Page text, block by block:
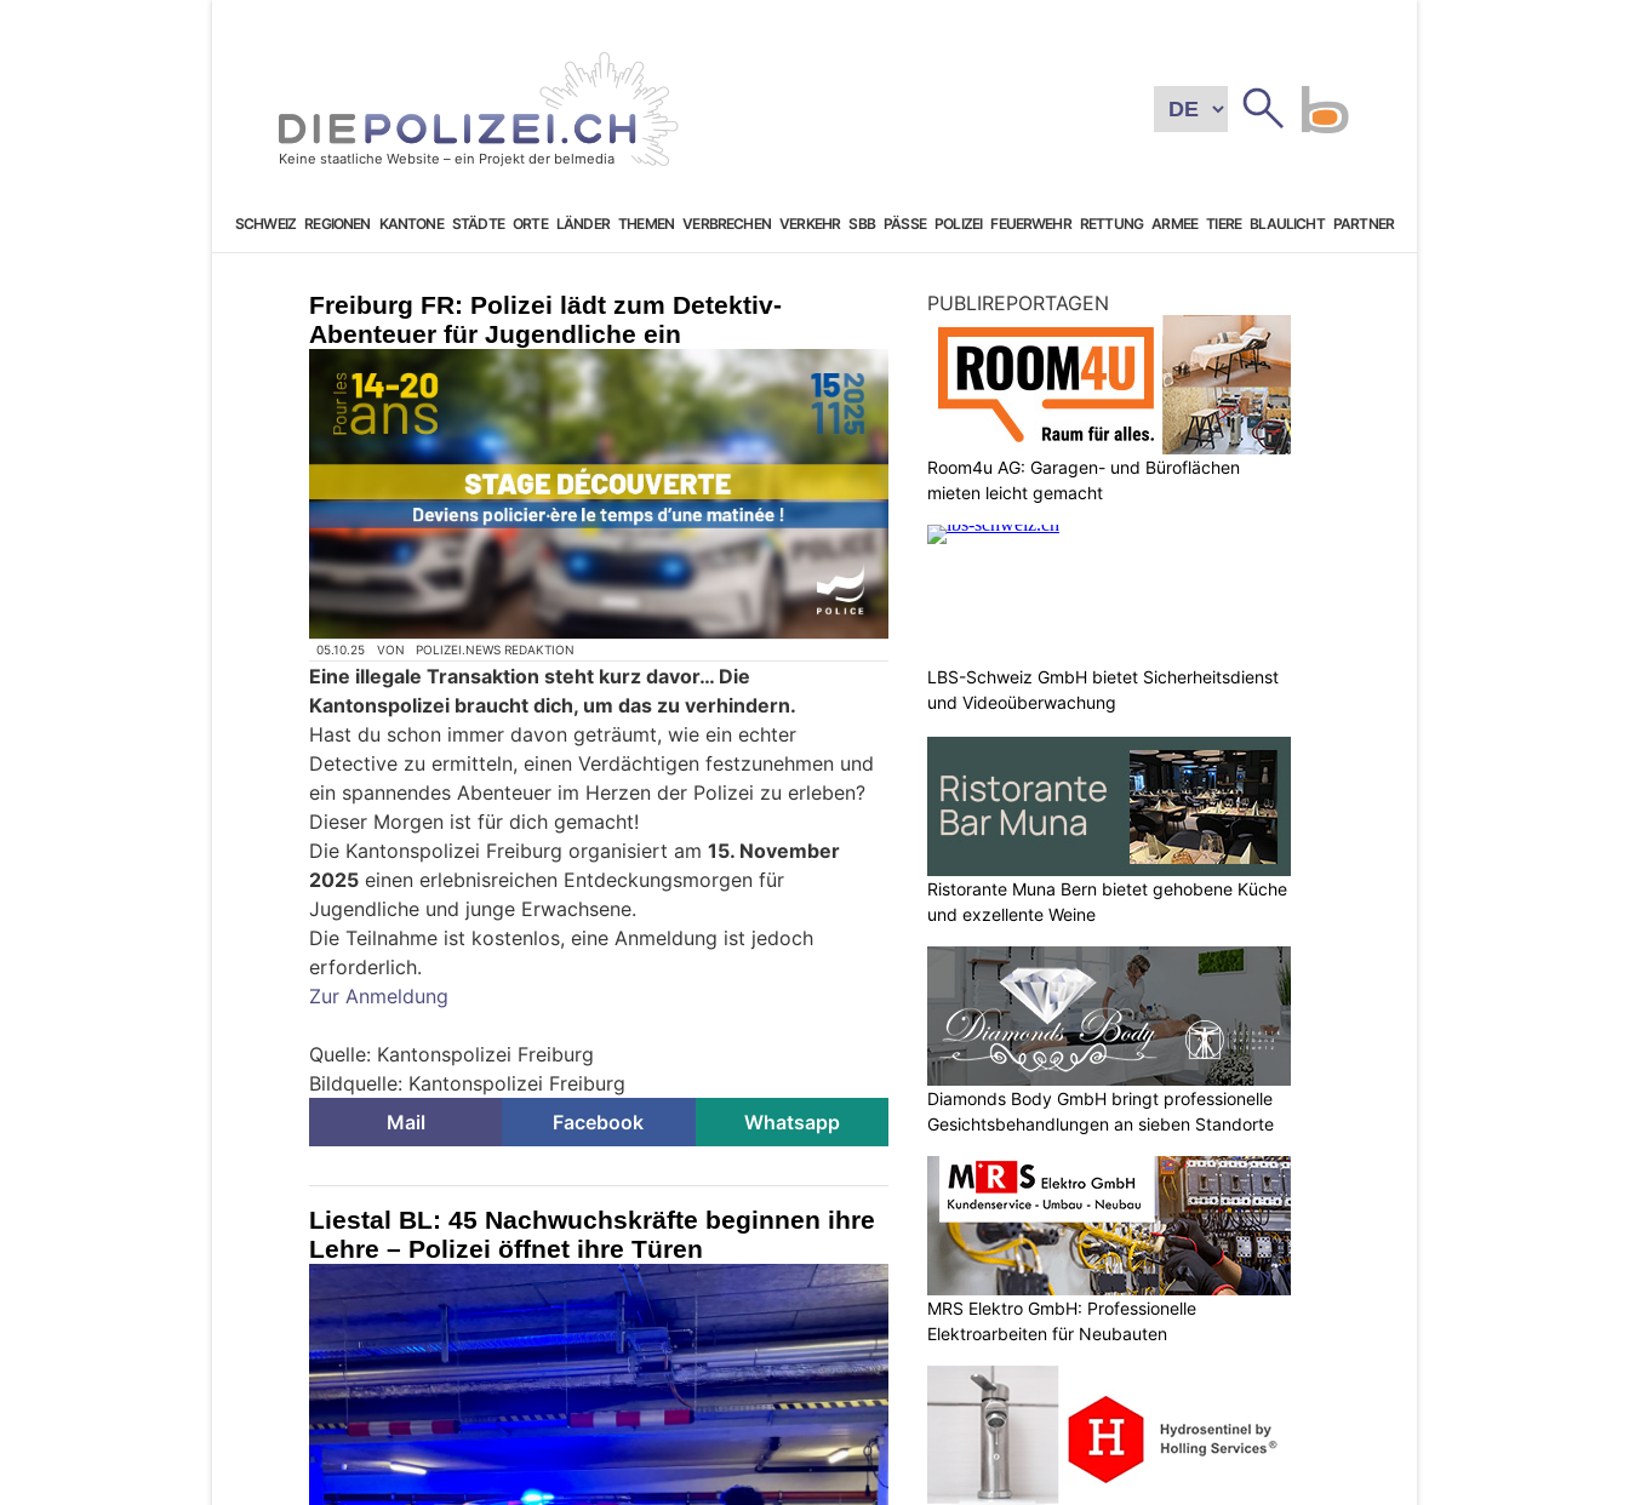
SCHWEIZ REGIONEN KANTONE STÄDTE ORTE LÄNDER THEMEN VERBRECHEN VERKEHR SBB PÄSSE POLIZEI FEUERWEHR RETTUNG ARMEE TIERE BLAULICHT PARTNER
Freiburg FR: Polizei lädt zum Detektiv-
Abenteuer für Jugendliche ein
05.10.25 VON POLIZEI.NEWS REDAKTION
Eine illegale Transaktion steht kurz davor… Die
Kantonspolizei braucht dich, um das zu verhindern.
Hast du schon immer davon geträumt, wie ein echter
Detective zu ermitteln, einen Verdächtigen festzunehmen und
ein spannendes Abenteuer im Herzen der Polizei zu erleben?
Dieser Morgen ist für dich gemacht!
Die Kantonspolizei Freiburg organisiert am 15. November
2025 einen erlebnisreichen Entdeckungsmorgen für
Jugendliche und junge Erwachsene.
Die Teilnahme ist kostenlos, eine Anmeldung ist jedoch
erforderlich.
Zur Anmeldung
Quelle: Kantonspolizei Freiburg
Bildquelle: Kantonspolizei Freiburg
Mail
Facebook Whatsapp
Liestal BL: 45 Nachwuchskräfte beginnen ihre
Lehre – Polizei öffnet ihre Türen
PUBLIREPORTAGEN
Room4u AG: Garagen- und Büroflächen
mieten leicht gemacht
LBS-Schweiz GmbH bietet Sicherheitsdienst
und Videoüberwachung
Ristorante Muna Bern bietet gehobene Küche
und exzellente Weine
Diamonds Body GmbH bringt professionelle
Gesichtsbehandlungen an sieben Standorte
MRS Elektro GmbH: Professionelle
Elektroarbeiten für Neubauten